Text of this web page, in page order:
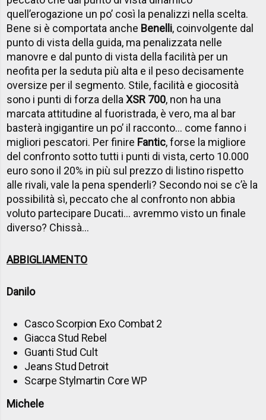
quell’erogazione un po’ così la penalizzi nella scelta.
Bene si è comportata anche Benelli, coinvolgente dal
punto di vista della guida, ma penalizzata nelle
manovre e dal punto di vista della facilità per un
neofita per la seduta più alta e il peso decisamente
oversize per il segmento. Stile, facilità e giocosità
sono i punti di forza dellaXSR 700, non ha una
marcata attitudine al fuoristrada, è vero, ma al bar
basterà ingigantire un po’ il racconto… come fanno i
migliori pescatori. Per finire Fantic, forse la migliore
del confronto sotto tutti i punti di vista, certo 10.000
euro sono il 20% in più sul prezzo di listino rispetto
alle rivali, vale la pena spenderli? Secondo noi se c’è la
possibilità sì, peccato che al confronto non abbia
voluto partecipare Ducati… avremmo visto un finale
diverso? Chissà…
ABBIGLIAMENTO
Danilo
Casco Scorpion Exo Combat 2
Giacca Stud Rebel
Guanti Stud Cult
Jeans Stud Detroit
Scarpe Stylmartin Core WP
Michele